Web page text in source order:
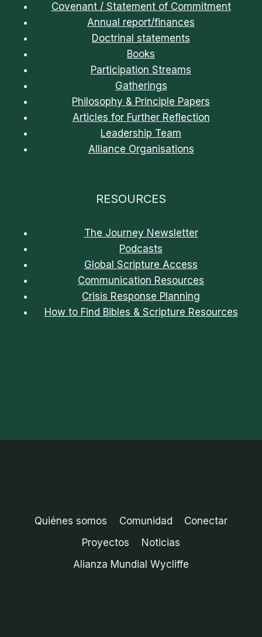
Covenant / Statement of Commitment
Annual report/finances
Doctrinal statements
Books
Participation Streams
Gatherings
Philosophy & Principle Papers
Articles for Further Reflection
Leadership Team
Alliance Organisations
RESOURCES
The Journey Newsletter
Podcasts
Global Scripture Access
Communication Resources
Crisis Response Planning
How to Find Bibles & Scripture Resources
Quiénes somos Comunidad
Conectar
Proyectos
Noticias
Alianza Mundial Wycliffe